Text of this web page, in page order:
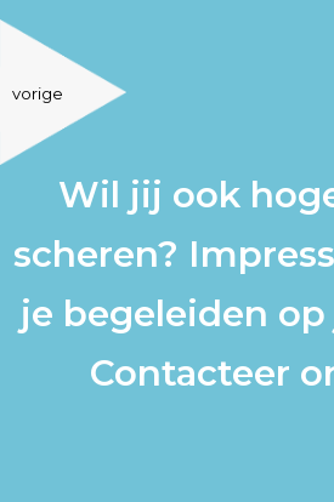
vorige
Wil jij ook
scheren?
je begeleiden
Contacteer